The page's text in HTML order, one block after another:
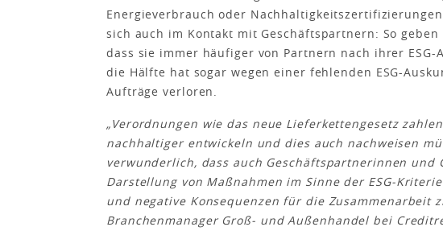
Energieverbrauch oder
sich auch im Kontakt mit Geschäftspartnern: So
dass sie immer häufiger von Partnern nach ihrer
die Hälfte hat sogar wegen einer fehlenden ESG-
Aufträge verloren.
„Verordnungen wie das neue Lieferkettengesetz
nachhaltiger entwickeln und dies auch nachweisen
verwunderlich, dass auch Geschäftspartnerinnen
Darstellung von Maßnahmen im Sinne der ESG-
und negative Konsequenzen für die Zusammenarbeit
Branchenmanager Groß- und Außenhandel bei